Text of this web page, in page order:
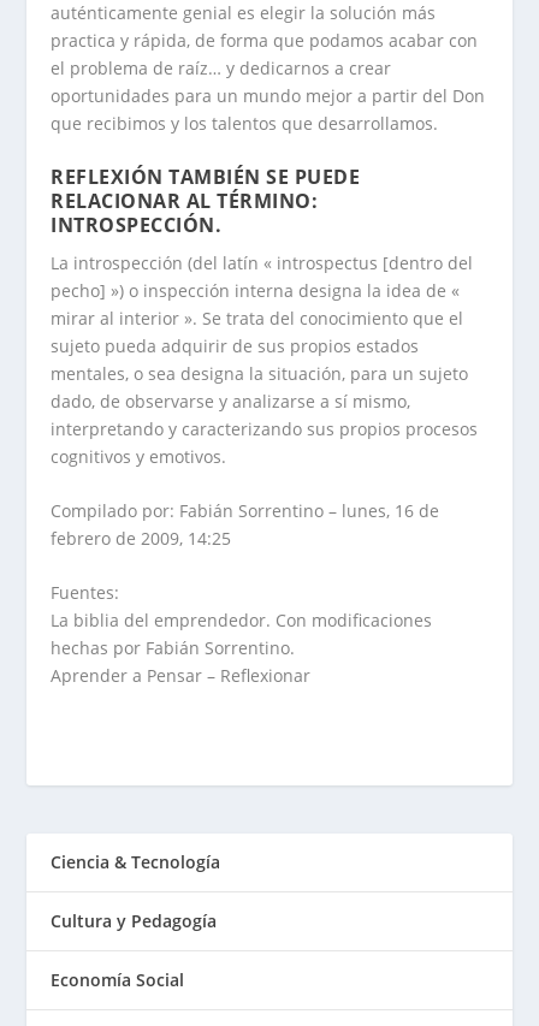
auténticamente genial es elegir la solución más
practica y rápida, de forma que podamos acabar con
el problema de raíz… y dedicarnos a crear
oportunidades para un mundo mejor a partir del Don
que recibimos y los talentos que desarrollamos.
REFLEXIÓN TAMBIÉN SE PUEDE
RELACIONAR AL TÉRMINO:
INTROSPECCIÓN.
La introspección (del latín « introspectus [dentro del
pecho] ») o inspección interna designa la idea de «
mirar al interior ». Se trata del conocimiento que el
sujeto pueda adquirir de sus propios estados
mentales, o sea designa la situación, para un sujeto
dado, de observarse y analizarse a sí mismo,
interpretando y caracterizando sus propios procesos
cognitivos y emotivos.
Compilado por: Fabián Sorrentino – lunes, 16 de
febrero de 2009, 14:25
Fuentes:
La biblia del emprendedor. Con modificaciones
hechas por Fabián Sorrentino.
Aprender a Pensar – Reflexionar
Ciencia & Tecnología
Cultura y Pedagogía
Economía Social